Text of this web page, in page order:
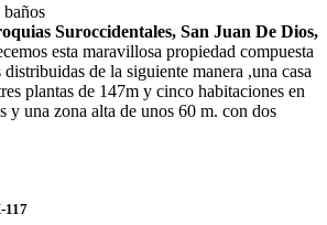
baños
Suroccidentales, San Juan De Dios,
esta maravillosa propiedad compuesta
de la siguiente manera ,una casa
plantas de 147m y cinco habitaciones en
y una zona alta de unos 60 m. con dos
117